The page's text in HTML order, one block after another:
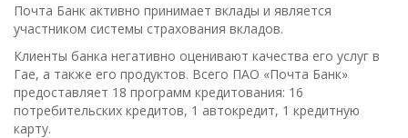
Почта Банк активно принимает вклады и является
участником системы страхования вкладов.
Клиенты банка негативно оценивают качества его услуг в
Гае, а также его продуктов. Всего ПАО «Почта Банк»
предоставляет 18 программ кредитования: 16
потребительских кредитов, 1 автокредит, 1 кредитную
карту.